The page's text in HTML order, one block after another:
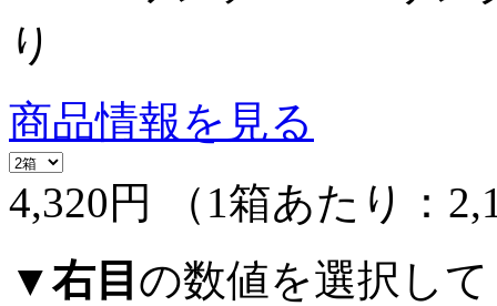
り
商品情報を見る
4,320円
（1箱あたり：
▼右目 の数値を選択し